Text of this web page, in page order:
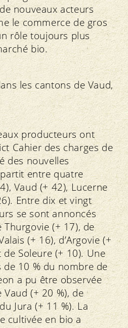
nouveaux acteurs
le commerce de gros
rôle toujours plus
bio.
les cantons de Vaud,
producteurs ont
Cahier des charges de
des nouvelles
entre quatre
Vaud (+ 42), Lucerne
Entre dix et vingt
se sont annoncés
(+ 17), de
(+ 16), d’Argovie (+
de Soleure (+ 10). Une
10 % du nombre de
a pu être observée
(+ 20 %), de
Jura (+ 11 %). La
cultivée en bio a